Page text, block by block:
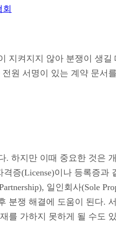
지켜지지 않아 분쟁이 생
원 서명이 있는 계약 문서
하지만 이때 중요한 것은
증(License)이나 등록증
일인회사(Sole
쟁 해결에 도움이 된다.
를 가하지 못하게 될 수도